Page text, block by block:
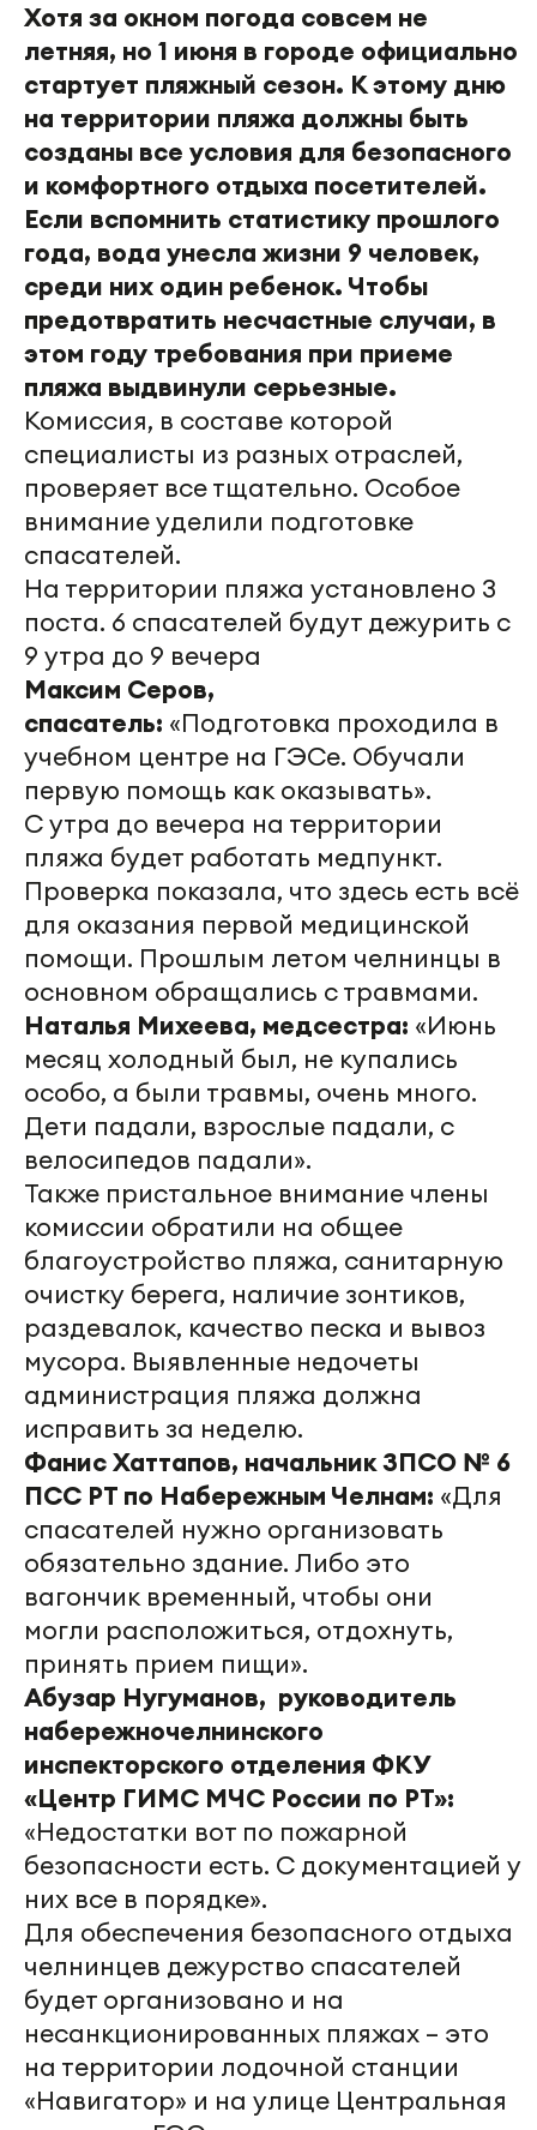
Хотя за окном погода совсем не
летняя, но 1 июня в городе официально
стартует пляжный сезон. К этому дню
на территории пляжа должны быть
созданы все условия для безопасного
и комфортного отдыха посетителей.
Если вспомнить статистику прошлого
года, вода унесла жизни 9 человек,
среди них один ребенок. Чтобы
предотвратить несчастные случаи, в
этом году требования при приеме
пляжа выдвинули серьезные.
Комиссия, в составе которой
специалисты из разных отраслей,
проверяет все тщательно. Особое
внимание уделили подготовке
спасателей.
На территории пляжа установлено 3
поста. 6 спасателей будут дежурить с
9 утра до 9 вечера
Максим Серов,
спасатель: «Подготовка проходила в
учебном центре на ГЭСе. Обучали
первую помощь как оказывать».
С утра до вечера на территории
пляжа будет работать медпункт.
Проверка показала, что здесь есть всё
для оказания первой медицинской
помощи. Прошлым летом челнинцы в
основном обращались с травмами.
Наталья Михеева, медсестра: «Июнь
месяц холодный был, не купались
особо, а были травмы, очень много.
Дети падали, взрослые падали, с
велосипедов падали».
Также пристальное внимание члены
комиссии обратили на общее
благоустройство пляжа, санитарную
очистку берега, наличие зонтиков,
раздевалок, качество песка и вывоз
мусора. Выявленные недочеты
администрация пляжа должна
исправить за неделю.
Фанис Хаттапов, начальник ЗПСО № 6
ПСС РТ по Набережным Челнам: «Для
спасателей нужно организовать
обязательно здание. Либо это
вагончик временный, чтобы они
могли расположиться, отдохнуть,
принять прием пищи».
Абузар Нугуманов, руководитель
набережночелнинского
инспекторского отделения ФКУ
«Центр ГИМС МЧС России по РТ»:
«Недостатки вот по пожарной
безопасности есть. С документацией у
них все в порядке».
Для обеспечения безопасного отдыха
челнинцев дежурство спасателей
будет организовано и на
несанкционированных пляжах – это
на территории лодочной станции
«Навигатор» и на улице Центральная